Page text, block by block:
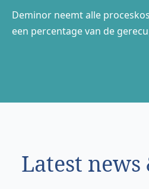
Deminor neemt alle
een percentage van de
Latest